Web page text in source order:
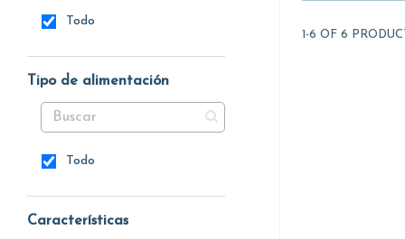
Todo
Tipo de alimentación
Todo
Características
1-6 OF 6